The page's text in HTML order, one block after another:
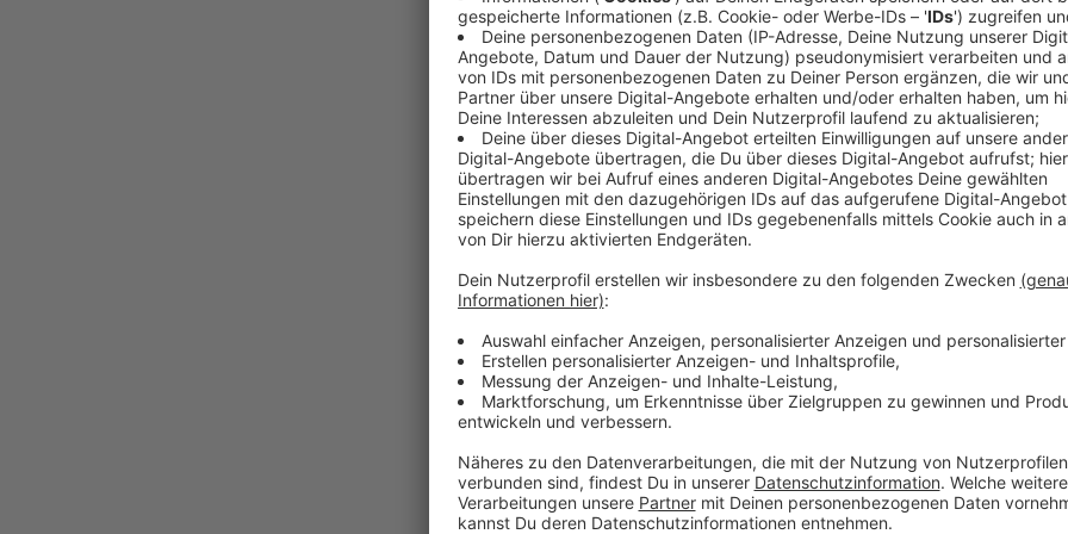
Comedy
Elvis Eifel - Der Podcast:
Anzeige
Vorstellen brauchen wir ihn euch nicht. Seit 2003
seine Späße am Telefon mit seinen Hörerinnen und
müssen am Ende mit lachen - wenn auch nicht
bekommen könnt, ist Elvis nun unter die Podcaster
die Uhr zur Verfügung. Hier bekommt Ihr außerdem